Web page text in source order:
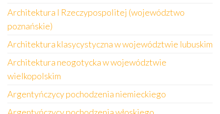
Architektura I Rzeczypospolitej (województwo
poznańskie)
Architektura klasycystyczna w województwie lubuskim
Architektura neogotycka w województwie
wielkopolskim
Argentyńczycy pochodzenia niemieckiego